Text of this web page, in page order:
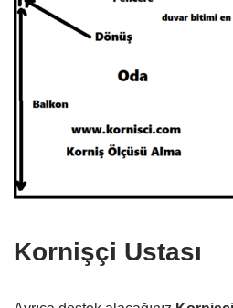
Kornişçi Ustası